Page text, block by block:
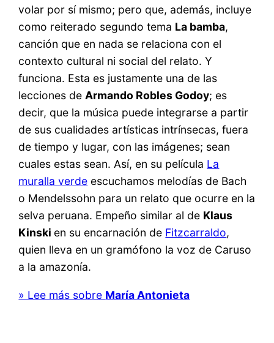
volar por sí mismo; pero que, además, incluye
como reiterado segundo tema La bamba,
canción que en nada se relaciona con el
contexto cultural ni social del relato. Y
funciona. Esta es justamente una de las
lecciones deArmando Robles Godoy; es
decir, que la música puede integrarse a partir
de sus cualidades artísticas intrínsecas, fuera
de tiempo y lugar, con las imágenes; sean
cuales estas sean. Así, en su película La
muralla verde escuchamos melodías de Bach
o Mendelssohn para un relato que ocurre en la
selva peruana. Empeño similar al de Klaus
Kinski en su encarnación de Fitzcarraldo,
quien lleva en un gramófono la voz de Caruso
a la amazonía.
» Lee más sobre María Antonieta